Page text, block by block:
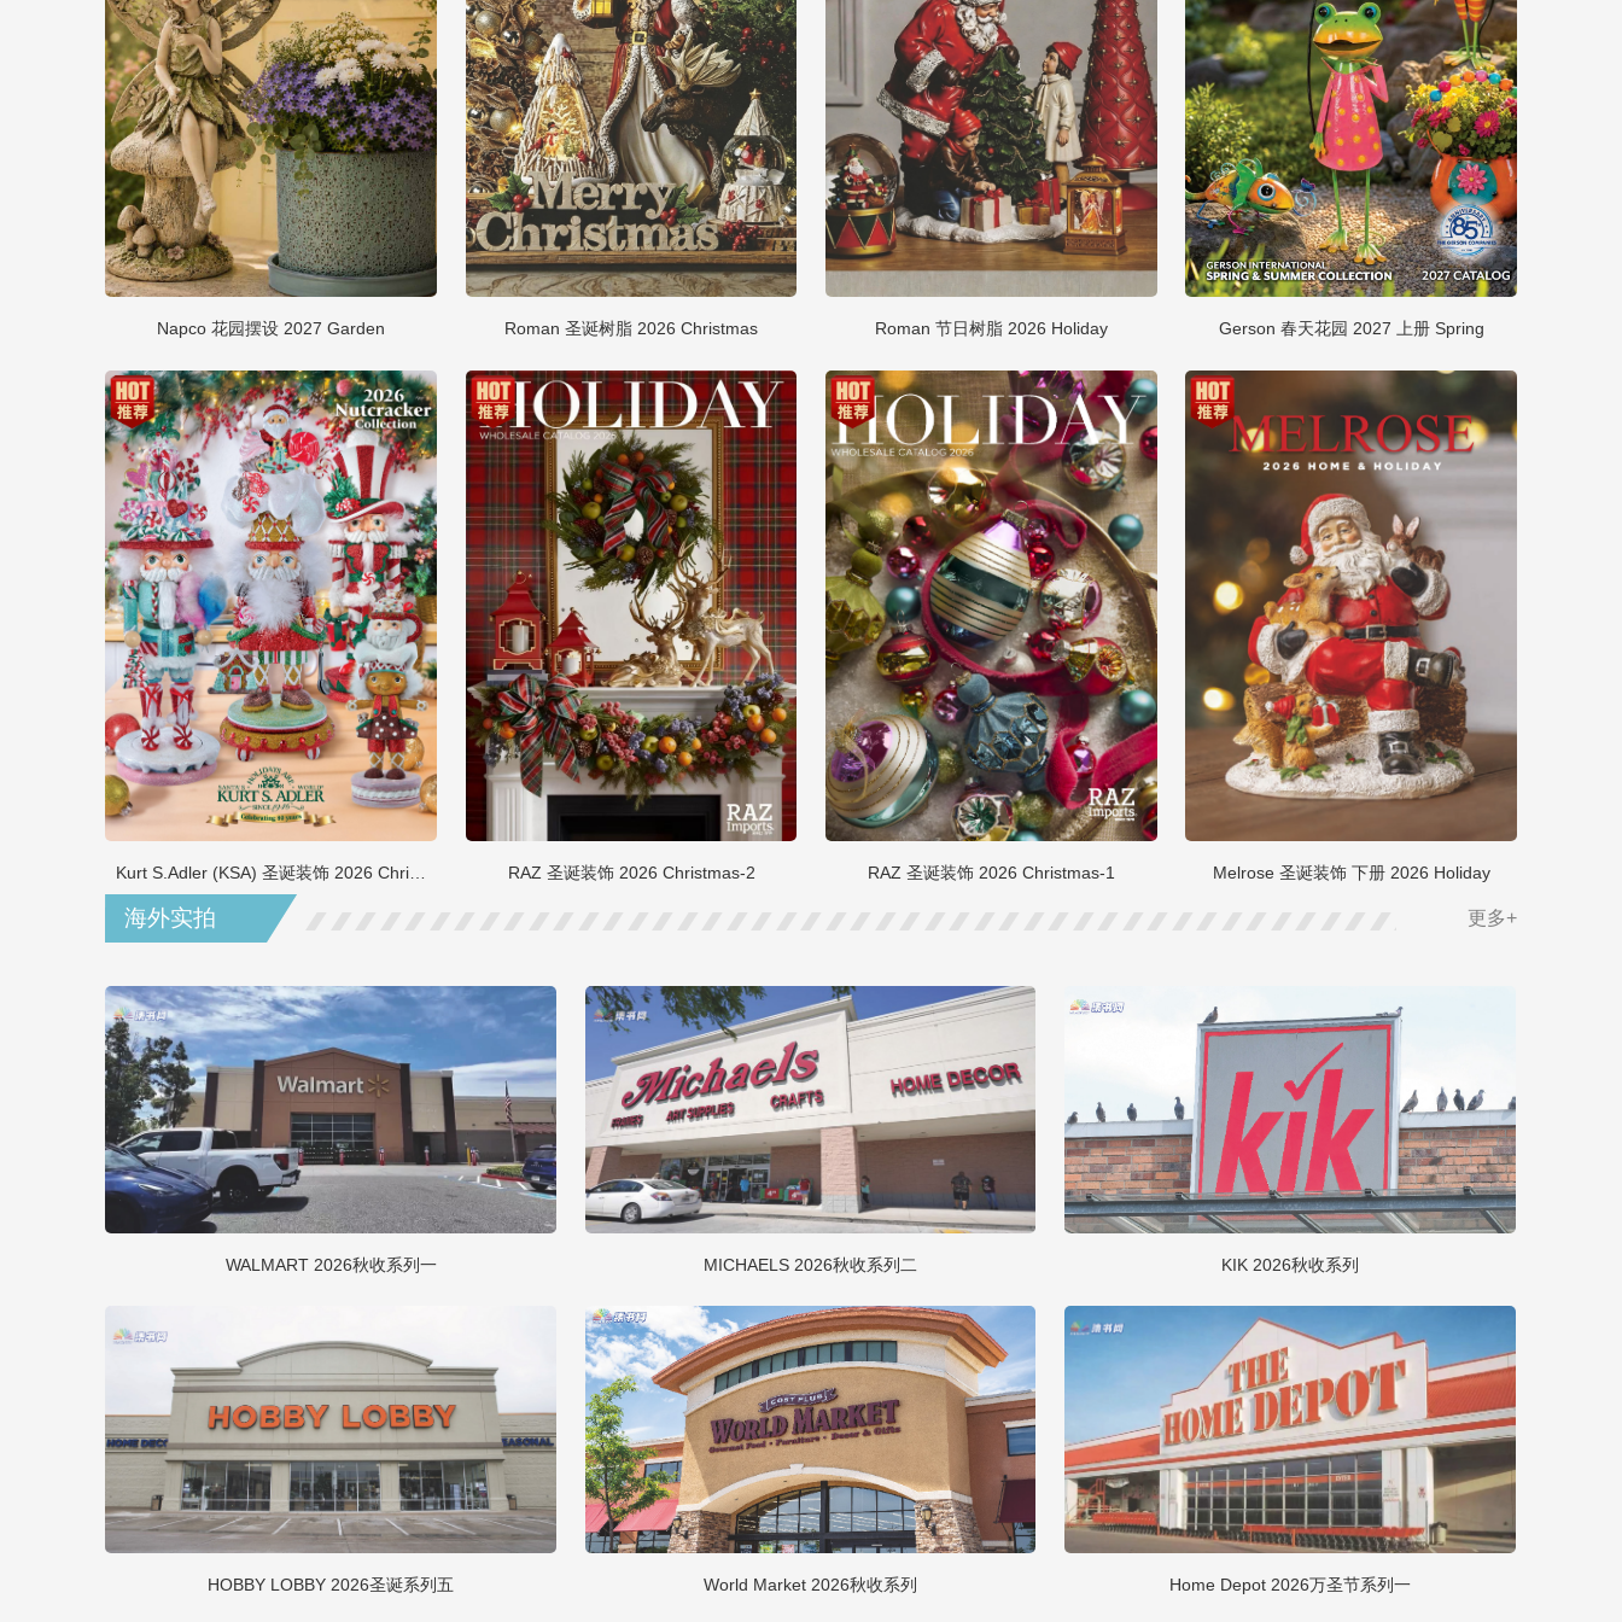
Napco 花园摆设 2027 Garden Roman 圣诞树脂 2026 Christmas Roman 节日树脂 2026 Holiday Gerson 春天花园 2027 上册 Spring
Kurt S.Adler (KSA) 圣诞装饰 2026 Christmas RAZ 圣诞装饰 2026 Christmas-2 RAZ 圣诞装饰 2026 Christmas-1 Melrose 圣诞装饰 下册 2026 Holiday
海外实拍 更多+
WALMART 2026秋收系列一 MICHAELS 2026秋收系列二 KIK 2026秋收系列
HOBBY LOBBY 2026圣诞系列五 World Market 2026秋收系列 Home Depot 2026万圣节系列一